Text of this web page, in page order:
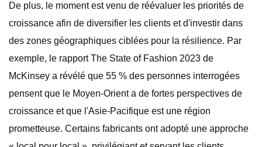
De plus, le moment est venu de réévaluer les priorités de
croissance afin de diversifier les clients et d'investir dans
des zones géographiques ciblées pour la résilience. Par
exemple, le rapport The State of Fashion 2023 de
McKinsey a révélé que 55 % des personnes interrogées
pensent que le Moyen-Orient a de fortes perspectives de
croissance et que l'Asie-Pacifique est une région
prometteuse. Certains fabricants ont adopté une approche